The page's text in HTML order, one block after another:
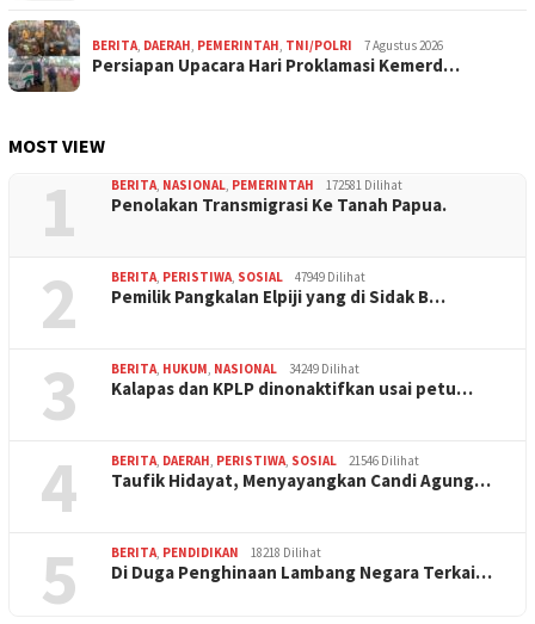
BERITA, DAERAH, PEMERINTAH, TNI/POLRI 7 Agustus 2026
Persiapan Upacara Hari Proklamasi Kemerd…
MOST VIEW
1 BERITA, NASIONAL, PEMERINTAH 172581 Dilihat
Penolakan Transmigrasi Ke Tanah Papua.
2 BERITA, PERISTIWA, SOSIAL 47949 Dilihat
Pemilik Pangkalan Elpiji yang di Sidak B…
3 BERITA, HUKUM, NASIONAL 34249 Dilihat
Kalapas dan KPLP dinonaktifkan usai petu…
4 BERITA, DAERAH, PERISTIWA, SOSIAL 21546 Dilihat
Taufik Hidayat, Menyayangkan Candi Agung…
5 BERITA, PENDIDIKAN 18218 Dilihat
Di Duga Penghinaan Lambang Negara Terkai…